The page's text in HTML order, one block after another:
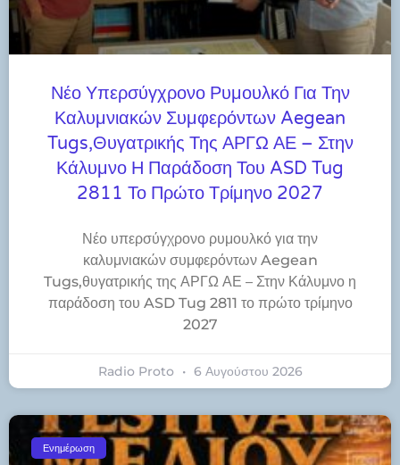
Νέο Υπερσύγχρονο Ρυμουλκό Για Την
Καλυμνιακών Συμφερόντων Aegean
Tugs,θυγατρικής Της ΑΡΓΩ ΑΕ – Στην
Κάλυμνο Η Παράδοση Του ASD Tug
2811 Το Πρώτο Τρίμηνο 2027
Νέο υπερσύγχρονο ρυμουλκό για την
καλυμνιακών συμφερόντων Aegean
Tugs,θυγατρικής της ΑΡΓΩ ΑΕ – Στην Κάλυμνο η
παράδοση του ASD Tug 2811 το πρώτο τρίμηνο
2027
Radio Proto 6 Αυγούστου 2026
Ενημέρωση